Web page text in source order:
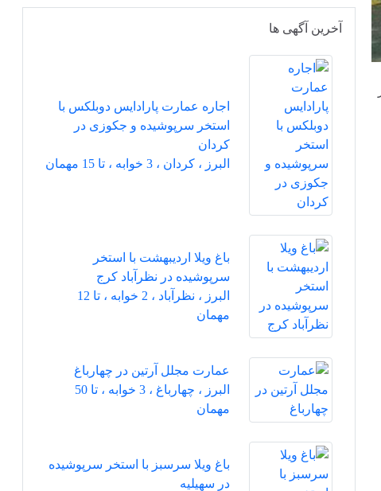
آخرین آگهی ها
اجاره عمارت پارادایس دوبلکس با
استخر سرپوشیده و جکوزی در
کردان
البرز ، کردان ، 3 خوابه ، تا 15 مهمان
باغ ویلا اردیبهشت با استخر
سرپوشیده در نظرآباد کرج
البرز ، نظرآباد ، 2 خوابه ، تا 12
مهمان
عمارت مجلل آرتین در چهارباغ
البرز ، چهارباغ ، 3 خوابه ، تا 50
مهمان
باغ ویلا سرسبز با استخر سرپوشیده
در سهیلیه